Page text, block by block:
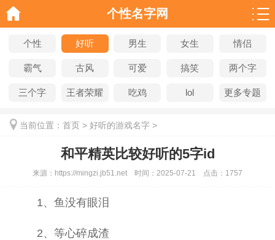
个性名字网
个性 好听 男生 女生 情侣
霸气 古风 可爱 搞笑 两个字
三个字 王者荣耀 吃鸡 lol 更多专题
当前位置： 首页 > 好听的游戏名字 >
和平精英比较好听的5字id
来源： https://mingzi.jb51.net 时间： 2025-07-21 点击： 1757
1、鱼没有眼泪
2、等心碎成渣